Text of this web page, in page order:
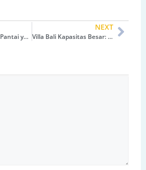
5 Villa Bali Dekat Pantai yang Strategis dan Eksklusif
NEXT
Villa Bali Kapasitas Besar: Strategis, Nyaman, & Mewah